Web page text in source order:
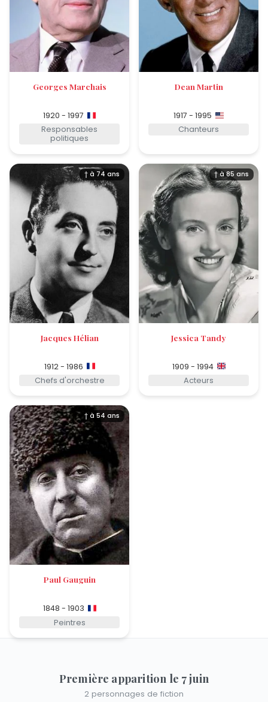
Georges Marchais
1920 - 1997
Responsables
politiques
Dean Martin
1917 - 1995
Chanteurs
† à 74 ans
Jacques Hélian
1912 - 1986
Chefs d'orchestre
† à 85 ans
Jessica Tandy
1909 - 1994
Acteurs
† à 54 ans
Paul Gauguin
1848 - 1903
Peintres
Première apparition le 7 juin
2 personnages de fiction